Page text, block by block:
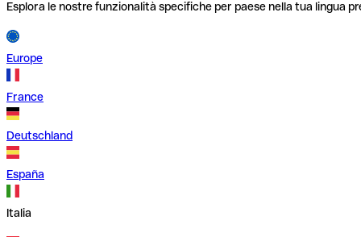
Esplora le nostre funzionalità specifiche per paese nella tua lingua
Europe
France
Deutschland
España
Italia